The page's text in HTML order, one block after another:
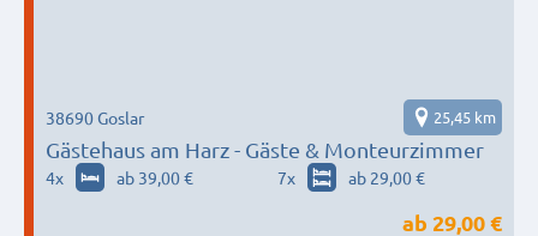
Gästehaus am Harz - Gäste & Monteurzimmer
38690 Goslar 25,45 km
4x ab 39,00 € 7x ab 29,00 €
ab 29,00 €